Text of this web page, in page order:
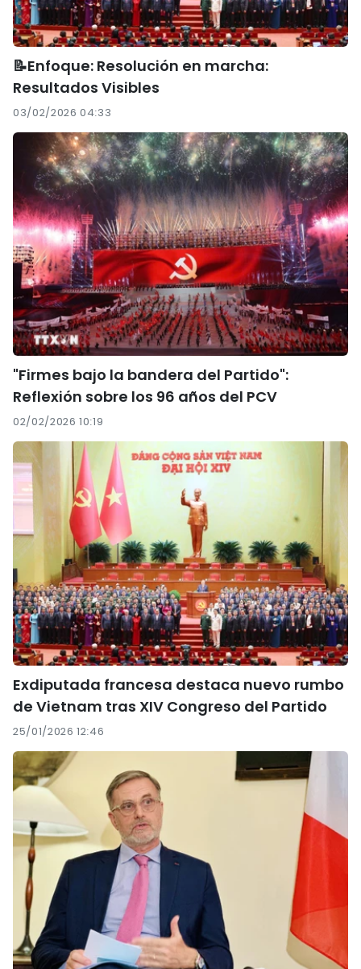
📝Enfoque: Resolución en marcha:
Resultados Visibles
03/02/2026 04:33
"Firmes bajo la bandera del Partido":
Reflexión sobre los 96 años del PCV
02/02/2026 10:19
Exdiputada francesa destaca nuevo rumbo
de Vietnam tras XIV Congreso del Partido
25/01/2026 12:46